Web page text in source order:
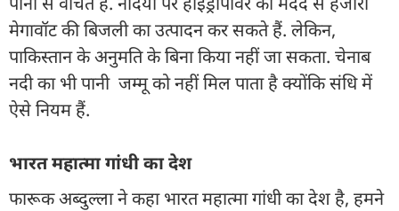
मेगावॉट की बिजली का उत्पादन कर सकते हैं. लेकिन,
पाकिस्तान के अनुमति के बिना किया नहीं जा सकता. चेनाब
नदी का भी पानी जम्मू को नहीं मिल पाता है क्योंकि संधि में
ऐसे नियम हैं.
भारत महात्मा गांधी का देश
फारूक अब्दुल्ला ने कहा भारत महात्मा गांधी का देश है, हमने